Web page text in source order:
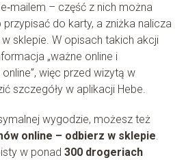
– część z nich można
do karty, a zniżka nalicza
sklepie. W opisach takich akcji
„ważne online i
więc przed wizytą w
szczegóły w aplikacji Hebe.
wygodzie, możesz też
online – odbierz w sklepie.
w ponad 300 drogeriach